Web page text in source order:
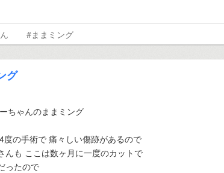
#ままミング
グ
ちゃんのままミング
度の手術で 痛々しい傷跡があるので
んも ここは数ヶ月に一度のカットで
ったので